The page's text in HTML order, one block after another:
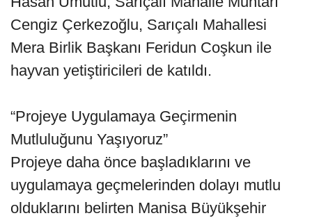
Cengiz Çerkezoğlu, Sarıçalı Mahallesi
Mera Birlik Başkanı Feridun Coşkun ile
hayvan yetiştiricileri de katıldı.
“Projeye Uygulamaya Geçirmenin
Mutluluğunu Yaşıyoruz”
Projeye daha önce başladıklarını ve
uygulamaya geçmelerinden dolayı mutlu
olduklarını belirten Manisa Büyükşehir